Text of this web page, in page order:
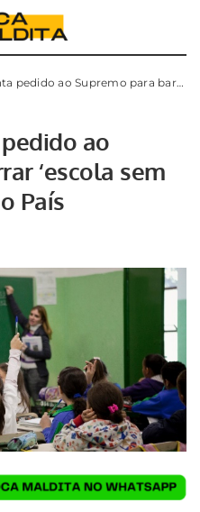
para barrar ‘escola sem partido” em todo o País
ao
‘escola sem
País